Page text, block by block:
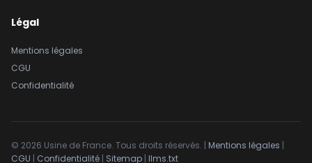
Légal
Mentions légales
CGU
Confidentialité
© 2026 Usine de France. Tous droits réservés. | Mentions légales |
CGU | Confidentialité | Sitemap | llms.txt